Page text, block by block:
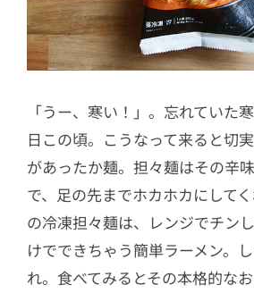
「うー、寒い！」。忘れていた
日この頃。こうなって来ると切
があったか麺。担々麺はその辛
で、足の先までホカホカにして
の冷凍担々麺は、レンジでチン
けでできちゃう簡単ラーメン。
れ。食べてみるとその本格的な